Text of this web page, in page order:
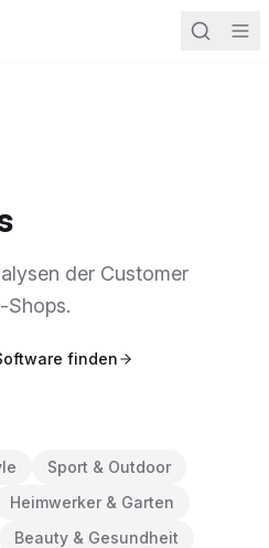
der Customer
Shops.
finden
Sport & Outdoor
Heimwerker & Garten
Beauty & Gesundheit